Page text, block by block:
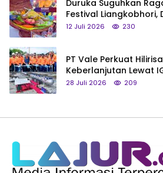
Duruka Suguhkan
Festival Liangkobhori,
hingga Tumpeng
12 Juli 2026 230
PT Vale Perkuat
Keberlanjutan Lewat
28 Juli 2026 209